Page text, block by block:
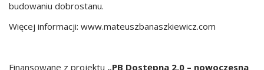
budowaniu dobrostanu.
Więcej informacji: www.mateuszbanaszkiewicz.com
Finansowane z projektu „PB Dostępna 2.0 – nowoczesna